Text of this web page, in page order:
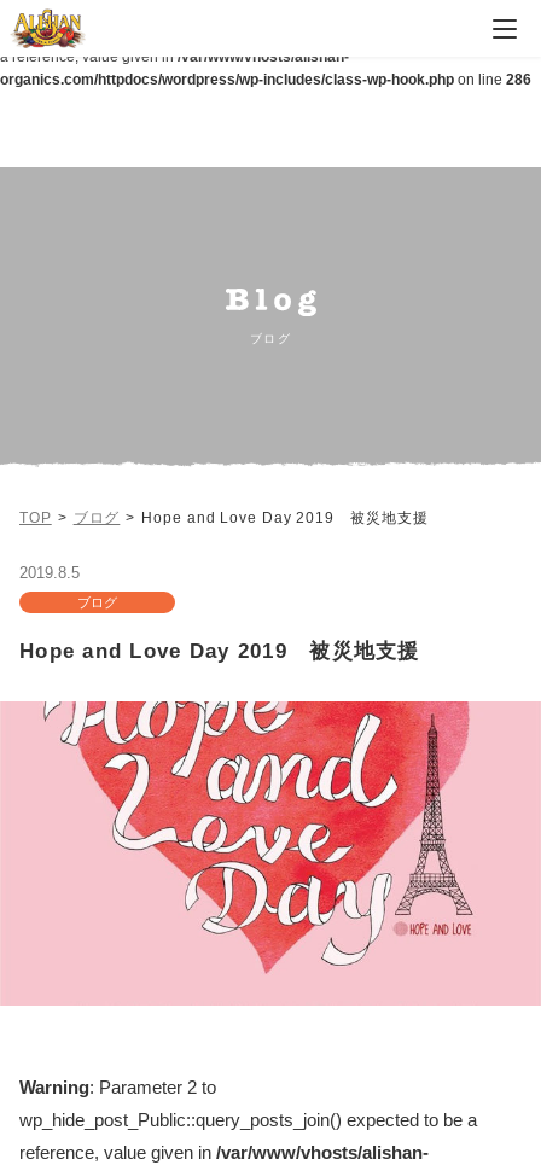
Warning: Parameter 2 to wp_hide_post_Public::query_posts_join() expected to be
a reference, value given in /var/www/vhosts/alishan-
organics.com/httpdocs/wordpress/wp-includes/class-wp-hook.php on line 286
ブログ
TOP ブログ Hope and Love Day 2019 被災地支援
2019.8.5
ブログ
Hope and Love Day 2019 被災地支援
Warning: Parameter 2 to
wp_hide_post_Public::query_posts_join() expected to be a
reference, value given in /var/www/vhosts/alishan-